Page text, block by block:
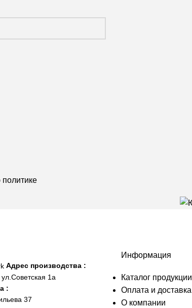
политике
Адрес производства :
1а
:
37
Информация
Каталог продукции
Оплата и доставка
О компании